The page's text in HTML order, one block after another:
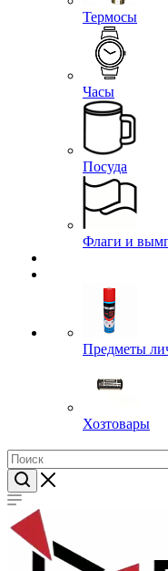
Термосы
Часы
Посуда
Флаги и
Предметы
Хозтовары